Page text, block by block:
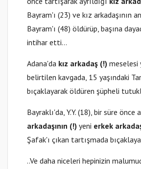
Bayram'ı (23) ve kız arkadaşının
Bayram'ı (48) öldürüp, başına
intihar etti…
Adana'da kız arkadaş (!)meselesi
belirtilen kavgada, 15 yaşındaki
bıçaklayarak öldüren şüpheli
Bayraklı'da, Y.Y. (18), bir süre önce
arkadaşının (!)yeni erkek
Şafak'ı çıkan tartışmada
..Ve daha niceleri hepinizin